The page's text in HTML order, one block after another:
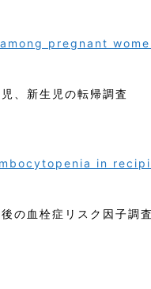
pregnant
、新生児の転帰調査
in
の血栓症リスク因子調